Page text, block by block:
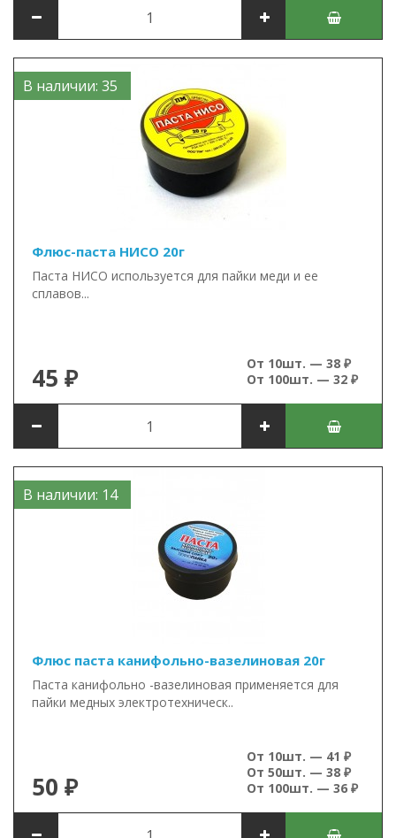
В наличии: 35
Флюс-паста НИСО 20г
Паста НИСО используется для пайки меди и ее
сплавов...
45 ₽
От 10шт. — 38 ₽
От 100шт. — 32 ₽
В наличии: 14
Флюс паста канифольно-вазелиновая 20г
Паста канифольно -вазелиновая применяется для
пайки медных электротехническ..
50 ₽
От 10шт. — 41 ₽
От 50шт. — 38 ₽
От 100шт. — 36 ₽